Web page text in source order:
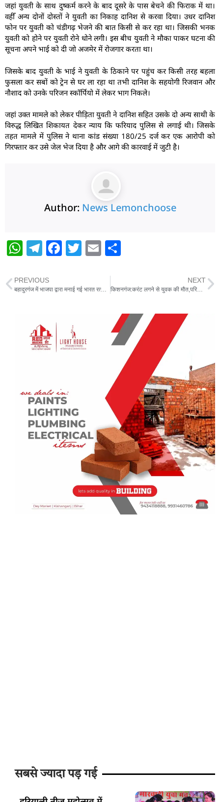
जहां युवती के साथ दुष्कर्म करने के बाद दूसरे के पास बेचने की फिराक में था।
वहीँ अन्य दोनों दोस्तों ने युवती का निकाह दानिश से करवा दिया। उधर दानिश
फोन पर युवती को चंडीगढ़ भेजने की बात किसी से कर रहा था। जिसकी भनक
युवती को होने पर युवती रोने धोने लगी। इस बीच युवती ने मौका पाकर घटना की
सूचना अपने भाई को दी जो अजमेर में रोजगार करता था।
जिसके बाद युवती के भाई ने युवती के ठिकाने पर पहुंच कर किसी तरह बहला
फुसला कर सबों को ट्रेन से घर ला रहा था तभी दानिश के सहयोगी रिजवान और
नौशाद को उनके परिजन स्कॉर्पियो में लेकर भाग निकले।
जहां उक्त मामले को लेकर पीड़िता युवती ने दानिश सहित उसके दो अन्य साथी के
विरुद्ध लिखित शिकायत देकर न्याय कि फरियाद पुलिस से लगाई थी। जिसके
तहत मामले में पुलिस ने थाना कांड संख्या 180/25 दर्ज कर एक आरोपी को
गिरफ्तार कर उसे जेल भेज दिया है और आगे की कारवाई में जुटी है।
Author: News Lemonchoose
W
at
s
p
T
e
g
m
F
e
o
o
T
er
E
ai
l e
PREVIOUS
बहादुरगंज में भाजपा द्वारा मनाई गई भारत रत्न बाबा साहब भीमराव अंबेडकर की जयंती
NEXT
किशनगंज:करंट लगने से युवक की मौत,परिजनों में मातम
सबसे ज्यादा पड़ गई